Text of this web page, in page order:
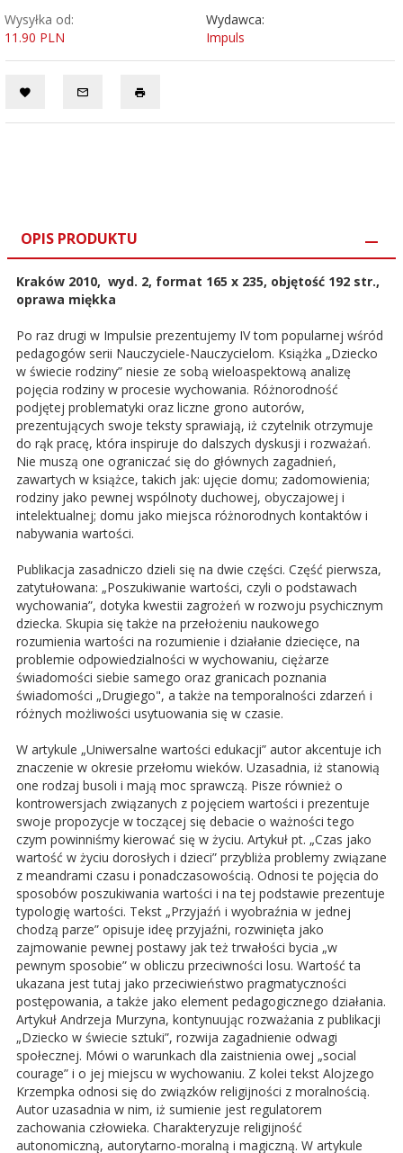
Wysyłka od:
11.90 PLN
Wydawca:
Impuls
OPIS PRODUKTU
Kraków 2010, wyd. 2, format 165 x 235, objętość 192 str.,
oprawa miękka
Po raz drugi w Impulsie prezentujemy IV tom popularnej wśród
pedagogów serii Nauczyciele-Nauczycielom. Książka „Dziecko
w świecie rodziny” niesie ze sobą wieloaspektową analizę
pojęcia rodziny w procesie wychowania. Różnorodność
podjętej problematyki oraz liczne grono autorów,
prezentujących swoje teksty sprawiają, iż czytelnik otrzymuje
do rąk pracę, która inspiruje do dalszych dyskusji i rozważań.
Nie muszą one ograniczać się do głównych zagadnień,
zawartych w książce, takich jak: ujęcie domu; zadomowienia;
rodziny jako pewnej wspólnoty duchowej, obyczajowej i
intelektualnej; domu jako miejsca różnorodnych kontaktów i
nabywania wartości.
Publikacja zasadniczo dzieli się na dwie części. Część pierwsza,
zatytułowana: „Poszukiwanie wartości, czyli o podstawach
wychowania”, dotyka kwestii zagrożeń w rozwoju psychicznym
dziecka. Skupia się także na przełożeniu naukowego
rozumienia wartości na rozumienie i działanie dziecięce, na
problemie odpowiedzialności w wychowaniu, ciężarze
świadomości siebie samego oraz granicach poznania
świadomości „Drugiego", a także na temporalności zdarzeń i
różnych możliwości usytuowania się w czasie.
W artykule „Uniwersalne wartości edukacji” autor akcentuje ich
znaczenie w okresie przełomu wieków. Uzasadnia, iż stanowią
one rodzaj busoli i mają moc sprawczą. Pisze również o
kontrowersjach związanych z pojęciem wartości i prezentuje
swoje propozycje w toczącej się debacie o ważności tego
czym powinniśmy kierować się w życiu. Artykuł pt. „Czas jako
wartość w życiu dorosłych i dzieci” przybliża problemy związane
z meandrami czasu i ponadczasowością. Odnosi te pojęcia do
sposobów poszukiwania wartości i na tej podstawie prezentuje
typologię wartości. Tekst „Przyjaźń i wyobraźnia w jednej
chodzą parze” opisuje ideę przyjaźni, rozwinięta jako
zajmowanie pewnej postawy jak też trwałości bycia „w
pewnym sposobie” w obliczu przeciwności losu. Wartość ta
ukazana jest tutaj jako przeciwieństwo pragmatyczności
postępowania, a także jako element pedagogicznego działania.
Artykuł Andrzeja Murzyna, kontynuując rozważania z publikacji
„Dziecko w świecie sztuki”, rozwija zagadnienie odwagi
społecznej. Mówi o warunkach dla zaistnienia owej „social
courage” i o jej miejscu w wychowaniu. Z kolei tekst Alojzego
Krzempka odnosi się do związków religijności z moralnością.
Autor uzasadnia w nim, iż sumienie jest regulatorem
zachowania człowieka. Charakteryzuje religijność
autonomiczną, autorytarno-moralną i magiczną. W artykule